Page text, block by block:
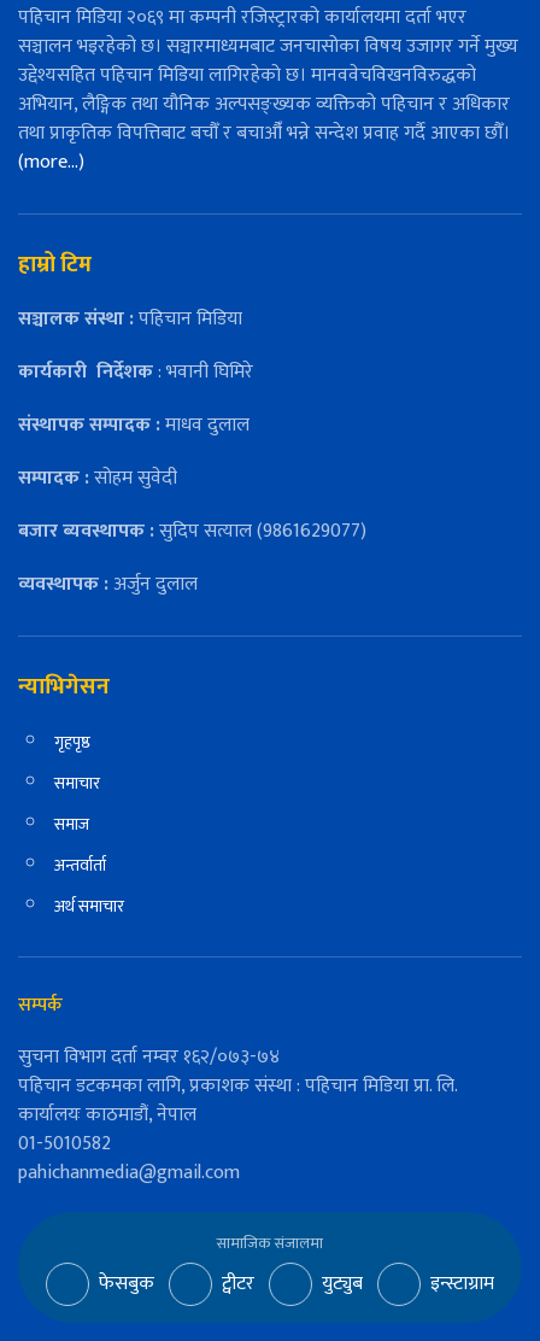
पहिचान मिडिया २०६९ मा कम्पनी रजिस्ट्रारको कार्यालयमा दर्ता भएर
सञ्चालन भइरहेको छ। सञ्चारमाध्यमबाट जनचासोका विषय उजागर गर्ने मुख्य
उद्देश्यसहित पहिचान मिडिया लागिरहेको छ। मानववेचविखनविरुद्धको
अभियान, लैङ्गिक तथा यौनिक अल्पसङ्ख्यक व्यक्तिको पहिचान र अधिकार
तथा प्राकृतिक विपत्तिबाट बचौँ र बचाऔँ भन्ने सन्देश प्रवाह गर्दै आएका छौँ।
(more…)
हाम्रो टिम
सञ्चालक संस्था :पहिचान मिडिया
कार्यकारी निर्देशक: भवानी घिमिरे
संस्थापक सम्पादक :माधव दुलाल
सम्पादक :सोहम सुवेदी
बजार ब्यवस्थापक :सुदिप सत्याल (9861629077)
व्यवस्थापक :अर्जुन दुलाल
न्याभिगेसन
गृहपृष्ठ
समाचार
समाज
अन्तर्वार्ता
अर्थ समाचार
सम्पर्क
सुचना विभाग दर्ता नम्वर १६२/०७३-७४
पहिचान डटकमका लागि, प्रकाशक संस्था : पहिचान मिडिया प्रा. लि.
कार्यालयः काठमाडौं, नेपाल
01-5010582
pahichanmedia@gmail.com
सामाजिक संजालमा
फेसबुक ट्वीटर युट्युब इन्स्टाग्राम